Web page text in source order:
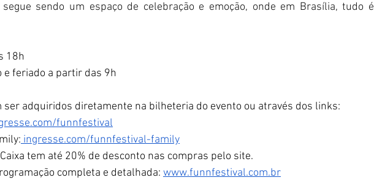
sendo um espaço de celebração e emoção, onde em Brasília, tudo é
18h
e feriado a partir das 9h
ser adquiridos diretamente na bilheteria do evento ou através dos links:
funnfestival
ingresse.com/funnfestival-family
tem até 20% de desconto nas compras pelo site.
completa e detalhada: www.funnfestival.com.br